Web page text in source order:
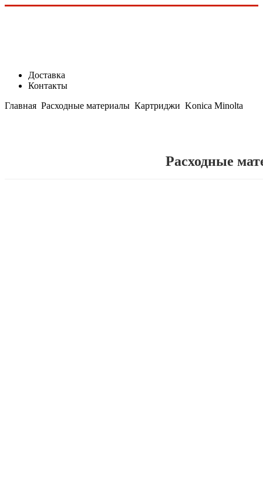
Доставка
Контакты
Главная Расходные материалы Картриджи Konica Minolta
Расходные